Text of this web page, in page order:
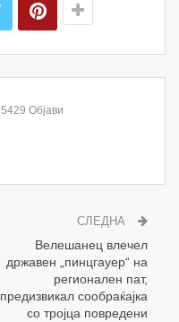
5429 Објави
СЛЕДНА
Велешанец влечел
државен „пинцгауер“ на
регионален пат,
предизвикал сообраќајка
со тројца повредени